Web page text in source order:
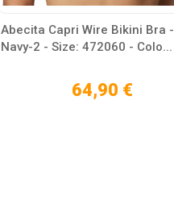
Abecita Capri Wire Bikini Bra -
Navy-2 - Size: 472060 - Colo...
64,90 €